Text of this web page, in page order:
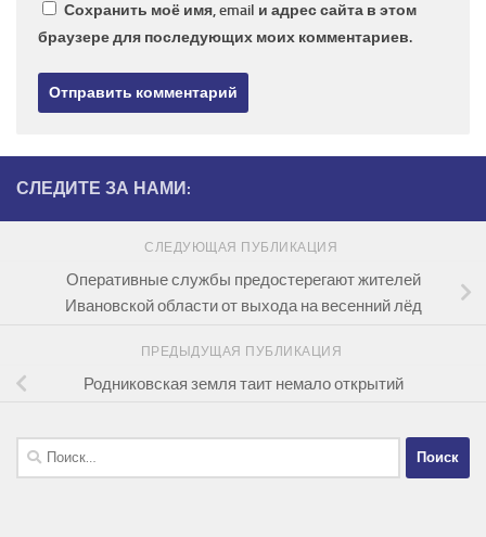
Сохранить моё имя, email и адрес сайта в этом
браузере для последующих моих комментариев.
СЛЕДИТЕ ЗА НАМИ:
СЛЕДУЮЩАЯ ПУБЛИКАЦИЯ
Оперативные службы предостерегают жителей
Ивановской области от выхода на весенний лёд
ПРЕДЫДУЩАЯ ПУБЛИКАЦИЯ
Родниковская земля таит немало открытий
Найти: